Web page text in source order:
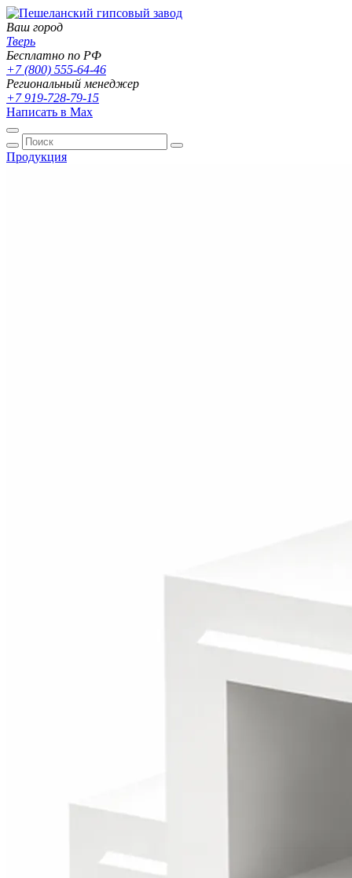
Ваш город
Тверь
Бесплатно по РФ
+7 (800) 555-64-46
Региональный менеджер
+7 919-728-79-15
Написать в Max
Продукция